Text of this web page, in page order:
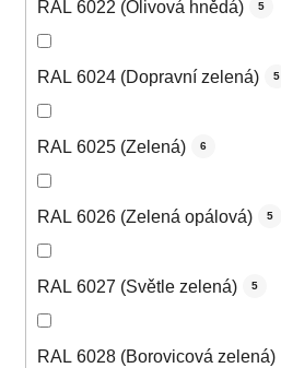
RAL 6022 (Olivová hnědá) 5
RAL 6024 (Dopravní zelená) 5
RAL 6025 (Zelená) 6
RAL 6026 (Zelená opálová) 5
RAL 6027 (Světle zelená) 5
RAL 6028 (Borovicová zelená)